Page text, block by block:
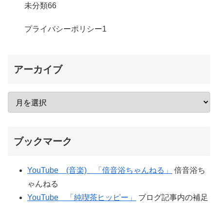
未分類66
プライバシーポリシー1
アーカイブ
ブックマーク
YouTube (音楽) 「倍音浴ちゃんねる」
倍音浴ち
ゃんねる
YouTube 「純喫茶ヒッピー」
ブログ記事内の補足